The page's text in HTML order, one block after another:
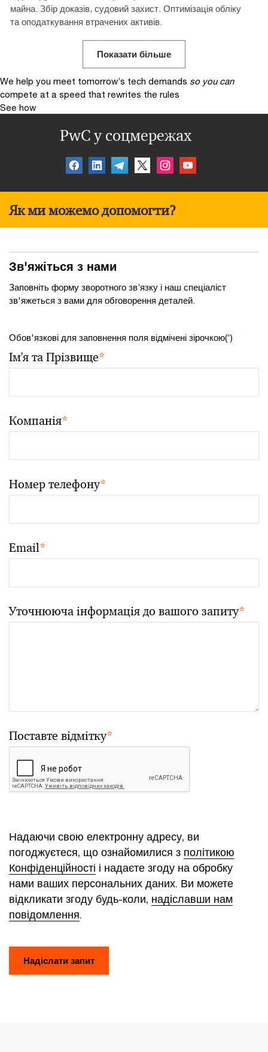
майна. Збір доказів, судовий захист. Оптимізація обліку
та оподаткування втрачених активів.
Показати більше
We help you meet tomorrow’s tech demands so you can
compete at a speed that rewrites the rules
See how
PwC у соцмережах
Як ми можемо допомогти?
Зв'яжіться з нами
Заповніть форму зворотного зв’язку і наш спеціаліст
зв'яжеться з вами для обговорення деталей.
Обов'язкові для заповнення поля відмічені зірочкою(*)
Ім'я та Прізвище*
Компанія*
Номер телефону*
Email*
Уточнююча інформація до вашого запиту*
Поставте відмітку*
Надаючи свою електронну адресу, ви
погоджуєтеся, що ознайомилися з політикою
Конфіденційності і надаєте згоду на обробку
нами ваших персональних даних. Ви можете
відкликати згоду будь-коли, надіславши нам
повідомлення.
Надіслати запит